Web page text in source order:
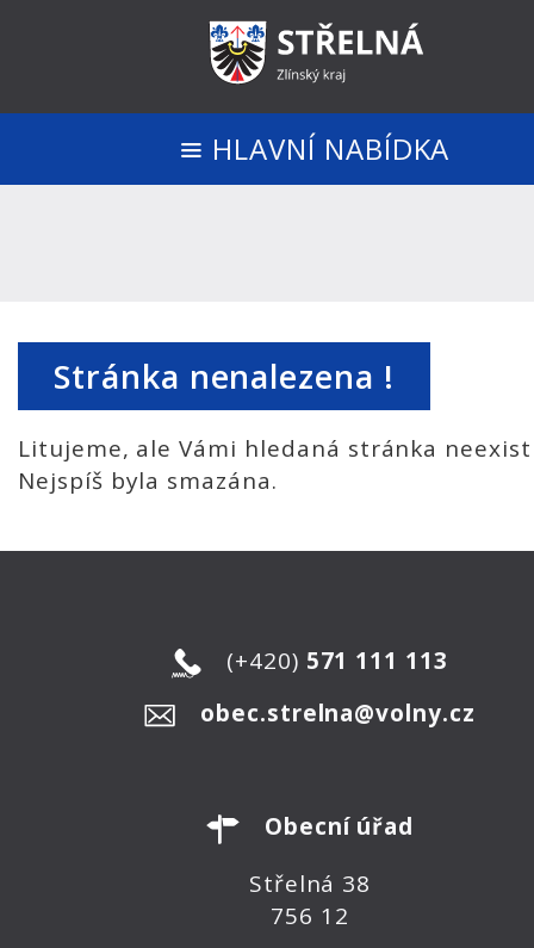
HLAVNÍ NABÍDKA
Stránka nenalezena !
Litujeme, ale Vámi hledaná stránka
Nejspíš byla smazána.
(+420) 571 111 113
obec.strelna@volny.cz
Obecní úřad
Střelná 38
756 12